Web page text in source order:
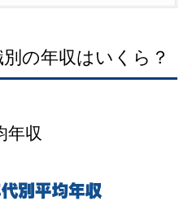
の年収はいくら？
年収